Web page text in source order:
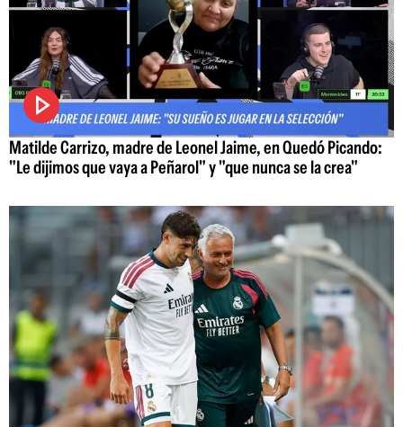
Matilde Carrizo, madre de Leonel Jaime, en Quedó Picando:
"Le dijimos que vaya a Peñarol" y "que nunca se la crea"